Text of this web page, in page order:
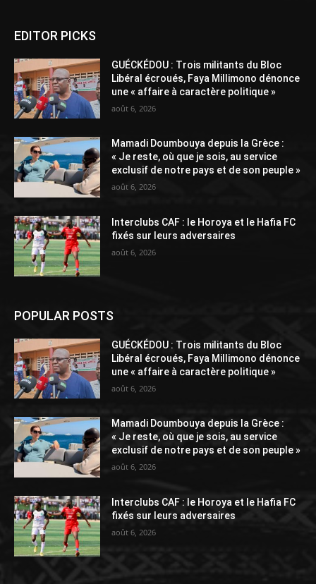
EDITOR PICKS
GUÉCKÉDOU : Trois militants du Bloc
Libéral écroués, Faya Millimono dénonce
une « affaire à caractère politique »
août 6, 2026
Mamadi Doumbouya depuis la Grèce :
« Je reste, où que je sois, au service
exclusif de notre pays et de son peuple »
août 6, 2026
Interclubs CAF : le Horoya et le Hafia FC
fixés sur leurs adversaires
août 6, 2026
POPULAR POSTS
GUÉCKÉDOU : Trois militants du Bloc
Libéral écroués, Faya Millimono dénonce
une « affaire à caractère politique »
août 6, 2026
Mamadi Doumbouya depuis la Grèce :
« Je reste, où que je sois, au service
exclusif de notre pays et de son peuple »
août 6, 2026
Interclubs CAF : le Horoya et le Hafia FC
fixés sur leurs adversaires
août 6, 2026